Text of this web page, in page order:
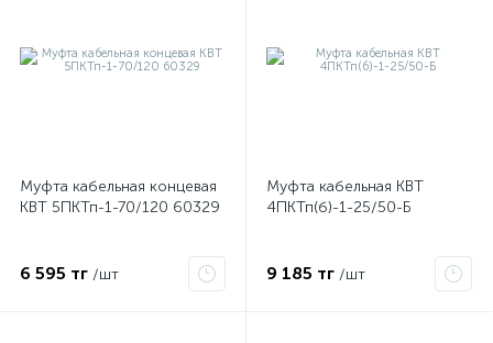
Муфта кабельная концевая
КВТ 5ПКТп-1-70/120 60329
6 595 тг /шт
Муфта кабельная КВТ
4ПКТп(б)-1-25/50-Б
9 185 тг /шт